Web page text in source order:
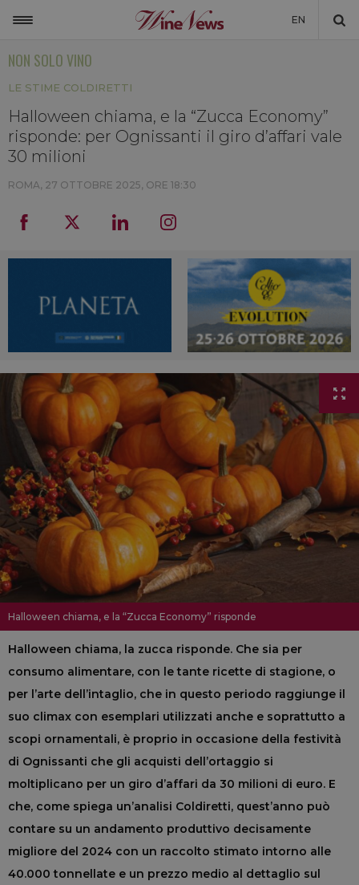
EN
NON SOLO VINO
LA CANTINA DI WINENEWS
DICONO DI NOI
NON SOLO VINO
LE STIME COLDIRETTI
Halloween chiama, e la “Zucca Economy”
risponde: per Ognissanti il giro d’affari vale
30 milioni
ROMA, 27 OTTOBRE 2025, ORE 18:30
Halloween chiama, e la “Zucca Economy” risponde
Halloween chiama, la zucca risponde. Che sia per
consumo alimentare, con le tante ricette di stagione, o
per l’arte dell’intaglio, che in questo periodo raggiunge il
suo climax con esemplari utilizzati anche e soprattutto a
scopi ornamentali, è proprio in occasione della festività
di Ognissanti che gli acquisti dell’ortaggio si
moltiplicano per un giro d’affari da 30 milioni di euro. E
che, come spiega un’analisi Coldiretti, quest’anno può
contare su un andamento produttivo decisamente
migliore del 2024 con un raccolto stimato intorno alle
40.000 tonnellate e un prezzo medio al dettaglio sul